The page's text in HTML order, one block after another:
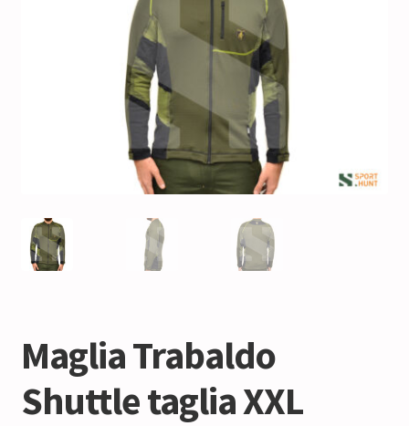
Maglia Trabaldo
Shuttle taglia XXL